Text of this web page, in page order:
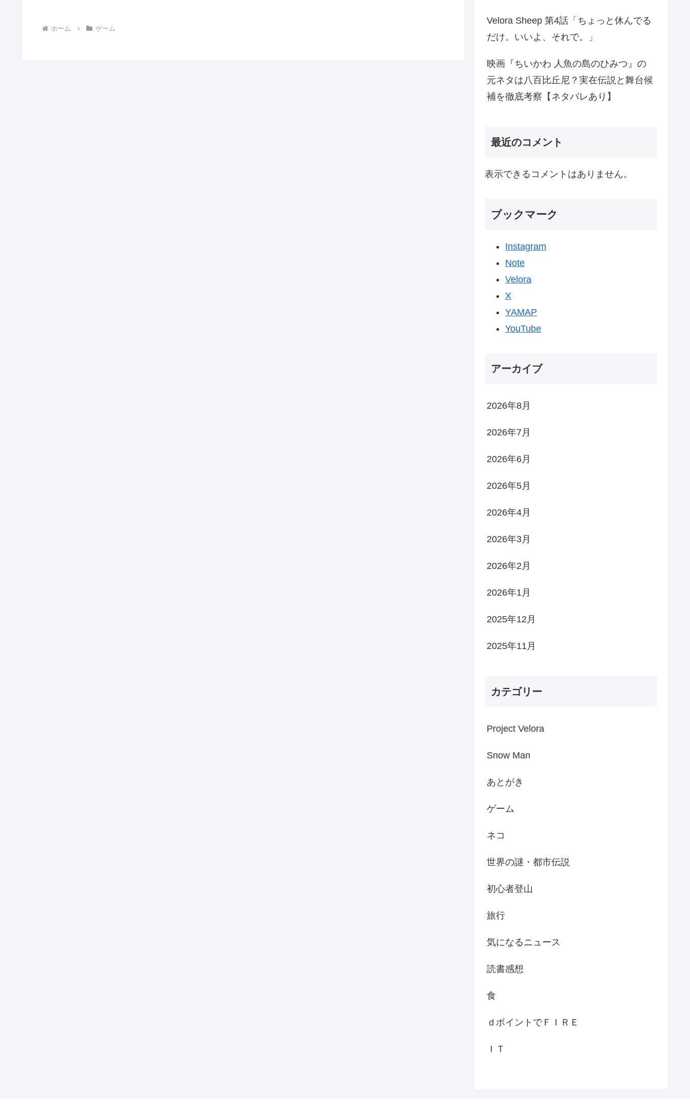
ホーム ゲーム
Velora Sheep 第4話「ちょっと休んでる
だけ。いいよ、それで。」
映画『ちいかわ 人魚の島のひみつ』の
元ネタは八百比丘尼？実在伝説と舞台候
補を徹底考察【ネタバレあり】
最近のコメント
表示できるコメントはありません。
ブックマーク
Instagram
Note
Velora
X
YAMAP
YouTube
アーカイブ
2026年8月
2026年7月
2026年6月
2026年5月
2026年4月
2026年3月
2026年2月
2026年1月
2025年12月
2025年11月
カテゴリー
Project Velora
Snow Man
あとがき
ゲーム
ネコ
世界の謎・都市伝説
初心者登山
旅行
気になるニュース
読書感想
食
ｄポイントでＦＩＲＥ
ＩＴ